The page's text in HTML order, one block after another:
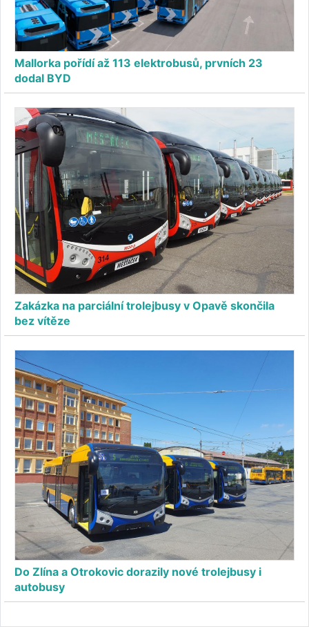
Mallorka pořídí až 113 elektrobusů, prvních 23
dodal BYD
Zakázka na parciální trolejbusy v Opavě skončila
bez vítěze
Do Zlína a Otrokovic dorazily nové trolejbusy i
autobusy